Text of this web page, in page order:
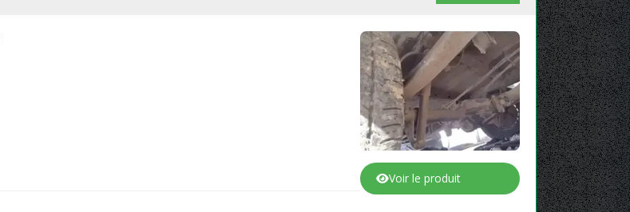
Voir le produit